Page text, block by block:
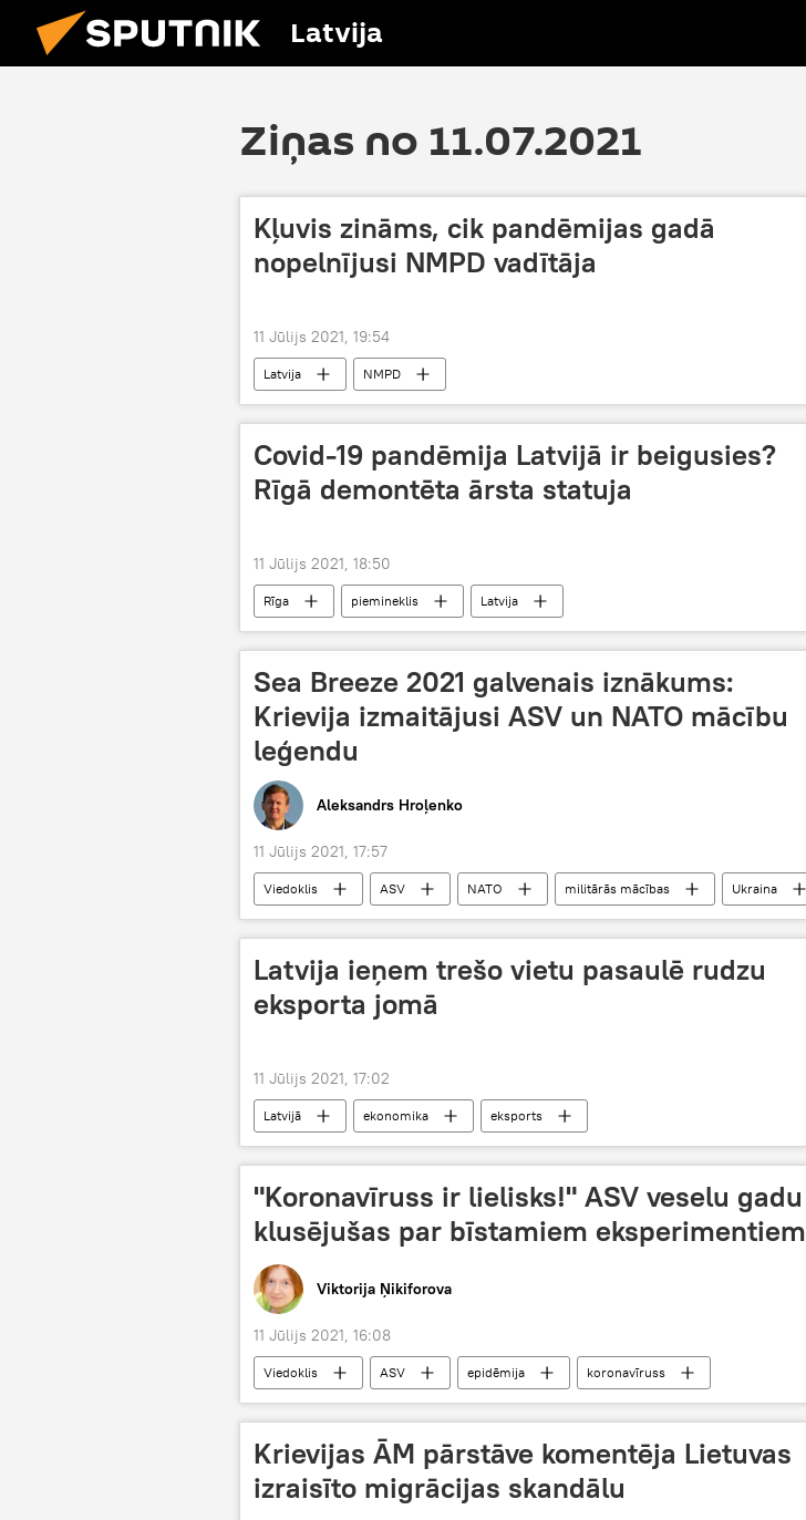
Latvija
Ziņas no 11.07.2021
Kļuvis zināms, cik pandēmijas gadā
nopelnījusi NMPD vadītāja
11 Jūlijs 2021, 19:54
Latvija NMPD
Covid-19 pandēmija Latvijā ir beigusies?
Rīgā demontēta ārsta statuja
11 Jūlijs 2021, 18:50
Rīga piemineklis Latvija
Sea Breeze 2021 galvenais iznākums:
Krievija izmaitājusi ASV un NATO mācību
leģendu
Aleksandrs Hroļenko
11 Jūlijs 2021, 17:57
Viedoklis ASV NATO militārās mācības Ukraina
Latvija ieņem trešo vietu pasaulē rudzu
eksporta jomā
11 Jūlijs 2021, 17:02
Latvijā ekonomika eksports
"Koronavīruss ir lielisks!" ASV veselu gadu
klusējušas par bīstamiem eksperimentiem
Viktorija Ņikiforova
11 Jūlijs 2021, 16:08
Viedoklis ASV epidēmija koronavīruss
Krievijas ĀM pārstāve komentēja Lietuvas
izraisīto migrācijas skandālu